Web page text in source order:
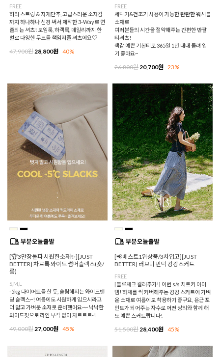
FREE
허리 스트링 & 자개단추, 고급스러운 소재감
까지 하나하나 신경 써서 제작한 3-Way로 연
출되는 셔츠! 모임룩, 하객룩, 데일리까지 한
벌로 다양한 무드를 책임져줄 셔츠에요♡
47,900원 28,800원 40%
FREE
세탁기&건조기 사용이 가능한 탄탄한 워셔블
소재로
여러분들의 시간을 절약해주는 간편한 반팔
티셔츠!
색감 예쁜 기본티로 365일 1년 내내 돌려 입
기 좋아요~
26,800원 20,700원 23%
[🏆3만장돌파 시원한소재✨][JUST
BETTER] 차르륵 와이드 썸머슬랙스(숏/
롱)
S,M,L
-5kg 다이어트를 한 듯, 슬림해지는 와이드밴
딩 슬랙스~! 여름에도 시원하게 입으시라고
더 얇고 가벼운 소재로 준비햇어요~~ 낙낙한
와이드핏으로 라인 부각 없이 차르르르-!
49,000원 27,000원 45%
[📢베스트1위상품/3차입고][JUST
BETTER] 러브미 핀턱 캉캉스커트
FREE
[블루체크 컬러추가!] 이번 s/s 치트키 아이
템! 하체를 싹 커버해주는 캉캉 스커트에 가벼
운 소재로 여름에도 착용하기 좋구요, 은근 포
인트가 되어주는 자수로 어떤 상의와 함께 해
도 예쁜 스커트랍니다!
51,500원 28,400원 45%